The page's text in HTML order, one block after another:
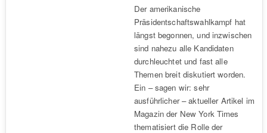
Der amerikanische
Präsidentschaftswahlkampf hat
längst begonnen, und inzwischen
sind nahezu alle Kandidaten
durchleuchtet und fast alle
Themen breit diskutiert worden.
Ein – sagen wir: sehr
ausführlicher – aktueller Artikel im
Magazin der New York Times
thematisiert die Rolle der